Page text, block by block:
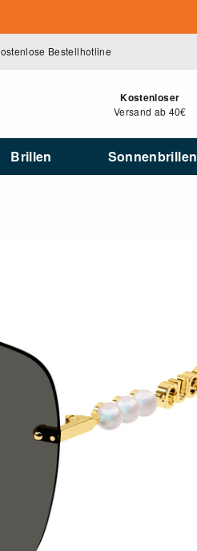
Bestellhotline
Kostenloser
Versand ab 40€
Brillen Sonnenbrillen